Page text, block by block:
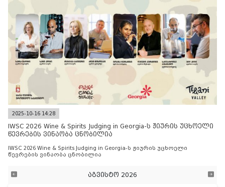
2025-10-16 14:28
IWSC 2026 Wine & Spirits Judging in Georgia-ს ჟიურის უცხოელი
წევრების ვინაობა ცნობილია
IWSC 2026 Wine & Spirits Judging in Georgia-ს ჟიურის უცხოელი
წევრების ვინაობა ცნობილია
აგვისტო 2026